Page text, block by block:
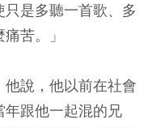
是多聽一首歌、多
苦。」
說，他以前在社會
年跟他一起混的兄